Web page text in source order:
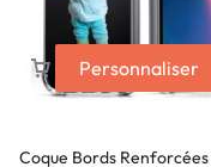
Personnaliser
Coque Bords Renforcées